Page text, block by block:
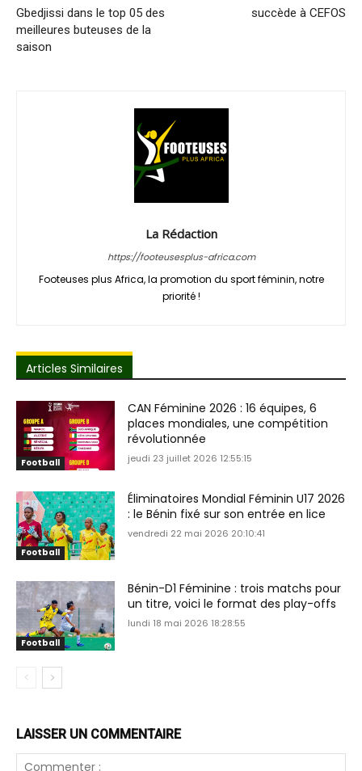
Gbedjissi dans le top 05 des
meilleures buteuses de la
saison
succède à CEFOS
La Rédaction
https://footeusesplus-africa.com
Footeuses plus Africa, la promotion du sport féminin, notre
priorité !
Articles Similaires
Football
CAN Féminine 2026 : 16 équipes, 6
places mondiales, une compétition
révolutionnée
jeudi 23 juillet 2026 12:55:15
Football
Éliminatoires Mondial Féminin U17 2026
: le Bénin fixé sur son entrée en lice
vendredi 22 mai 2026 20:10:41
Football
Bénin-D1 Féminine : trois matchs pour
un titre, voici le format des play-offs
lundi 18 mai 2026 18:28:55
LAISSER UN COMMENTAIRE